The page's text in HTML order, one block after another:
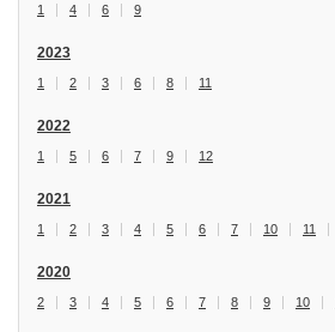
1 4 6 9
2023
1 2 3 6 8 11
2022
1 5 6 7 9 12
2021
1 2 3 4 5 6 7 10 11
2020
2 3 4 5 6 7 8 9 10